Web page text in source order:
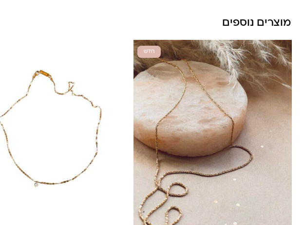
מוצרים נוספים
חדש